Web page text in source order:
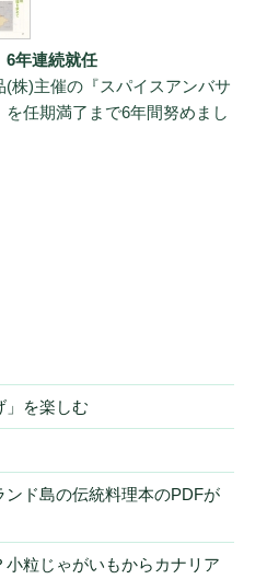
6年連続就任
株)主催の『スパイスアンバサ
任期満了まで6年間努めまし
」を楽しむ
ンド島の伝統料理本のPDFが
小粒じゃがいもからカナリア